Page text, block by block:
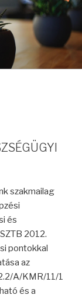
szakmailag
és
2012.
pontokkal
az
A/KMR/11/1
és a